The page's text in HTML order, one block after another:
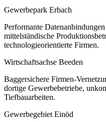
Gewerbepark Erbach
Performante
mittelständische
technologieorientierte Firmen.
Wirtschaftsachse Beeden
Baggersichere Firmen-
dortige Gewerbebetriebe,
Tiefbauarbeiten.
Gewerbegebiet Einöd